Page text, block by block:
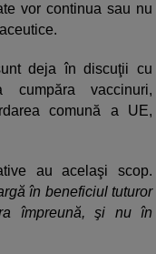
vor continua sau nu
deja în discuţii cu
cumpăra vaccinuri,
comună a UE,
au acelaşi scop.
în beneficiul tuturor
împreună, şi nu în